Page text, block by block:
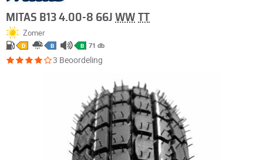
MITAS B13 4.00-8 66J WW TT
Zomer
D B B 71 db
3 Beoordeling